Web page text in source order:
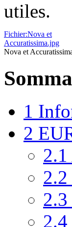
utiles.
Fichier:Nova et
Accuratissima.jpg
Nova et
1
2
2.1
2.2
2.3
2.4